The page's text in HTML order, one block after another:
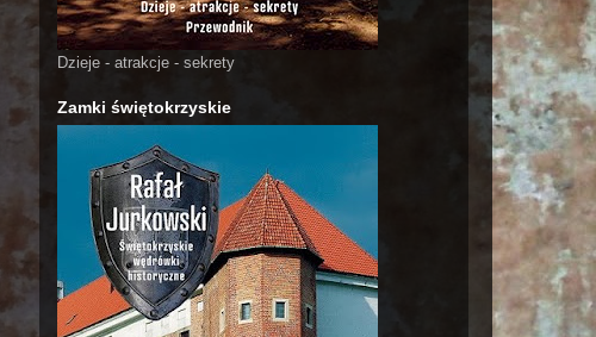
Dzieje - atrakcje - sekrety
Zamki świętokrzyskie